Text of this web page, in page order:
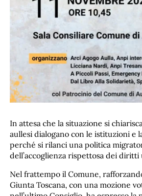
In attesa che la situazione si
aullesi dialogano con le istituzioni e
perché si rilanci una politica
dell’accoglienza rispettosa dei diritti
Nel frattempo il Comune,
Giunta Toscana, con una mozione